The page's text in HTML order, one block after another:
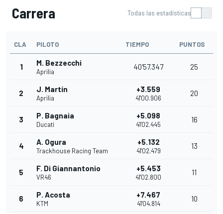
Carrera Todas las estadísticas
CLA PILOTO TIEMPO PUNTOS
1 M. Bezzecchi
Aprilia
40'57.347 25
2 J. Martín
Aprilia
+3.559
41'00.906
20
3 P. Bagnaia
Ducati
+5.098
41'02.445
16
4 A. Ogura
Trackhouse Racing Team
+5.132
41'02.479
13
5 F. Di Giannantonio
VR46
+5.453
41'02.800
11
6 P. Acosta
KTM
+7.467
41'04.814
10